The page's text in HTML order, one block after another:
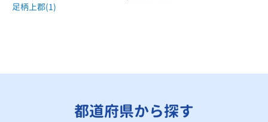
足柄上郡(1)
都道府県から探す